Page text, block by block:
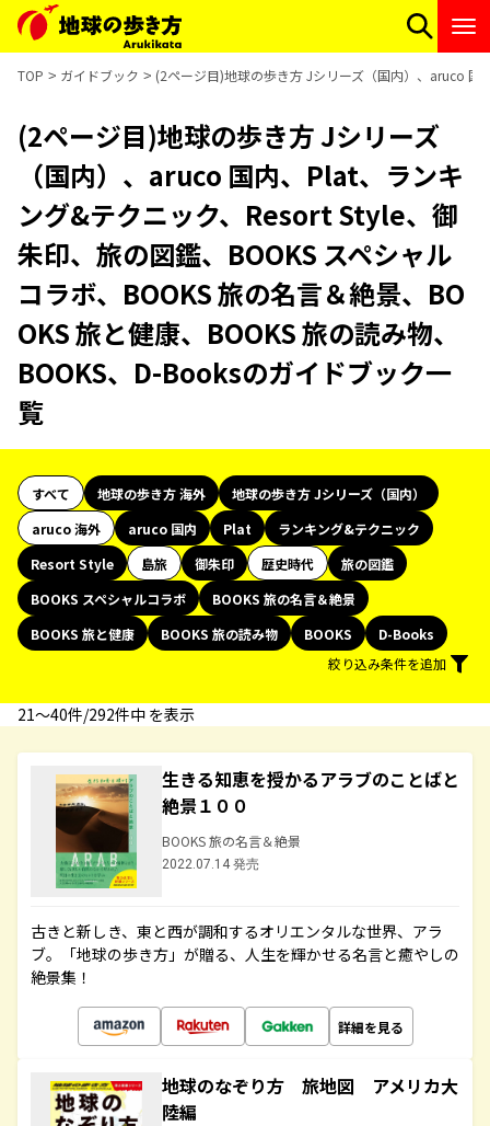
TOP ガイドブック (2ページ目)地球の歩き方 Jシリーズ（国内）、aruco 国
(2ページ目)地球の歩き方 Jシリーズ
（国内）、aruco 国内、Plat、ランキ
ング&テクニック、Resort Style、御
朱印、旅の図鑑、BOOKS スペシャル
コラボ、BOOKS 旅の名言＆絶景、BO
OKS 旅と健康、BOOKS 旅の読み物、
BOOKS、D-Booksのガイドブック一
覧
すべて 地球の歩き方 海外
地球の歩き方 Jシリーズ（国内）
aruco 海外
aruco 国内 Plat
ランキング&テクニック
Resort Style
島旅 御朱印 歴史時代
旅の図鑑
BOOKS スペシャルコラボ
BOOKS 旅の名言＆絶景
BOOKS 旅と健康
BOOKS 旅の読み物 BOOKS
D-Books
絞り込み条件を追加
21〜40件/292件中 を表示
生きる知恵を授かるアラブのことばと
絶景１００
BOOKS 旅の名言＆絶景
2022.07.14 発売
古きと新しき、東と西が調和するオリエンタルな世界、アラ
ブ。「地球の歩き方」が贈る、人生を輝かせる名言と癒やしの
絶景集！
詳細を見る
地球のなぞり方 旅地図 アメリカ大
陸編